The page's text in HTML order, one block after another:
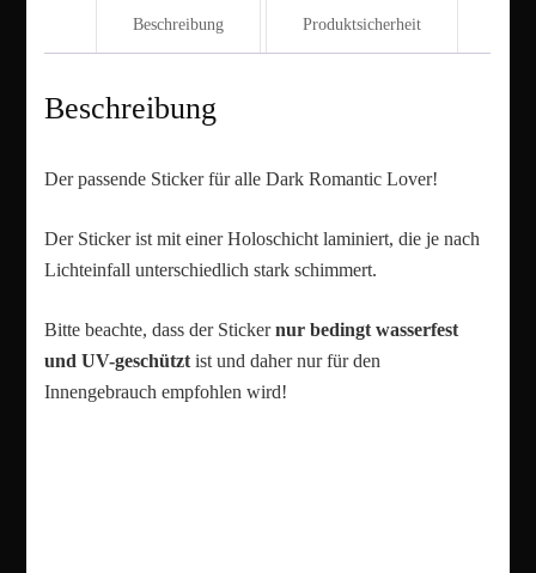
Beschreibung Produktsicherheit
Beschreibung
Der passende Sticker für alle Dark Romantic Lover!
Der Sticker ist mit einer Holoschicht laminiert, die je nach
Lichteinfall unterschiedlich stark schimmert.
Bitte beachte, dass der Stickernur bedingt wasserfest
und UV-geschützt ist und daher nur für den
Innengebrauch empfohlen wird!